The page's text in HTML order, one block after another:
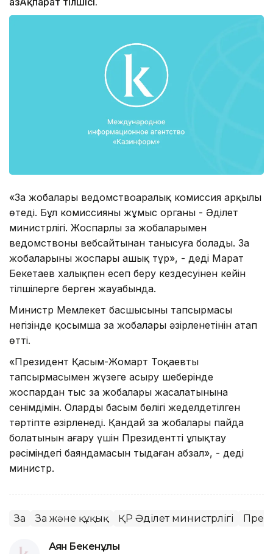
«Заң жобалары ведомствоаралық комиссия арқылы
өтеді. Бұл комиссияның жұмыс органы - Әділет
министрлігі. Жоспарлы заң жобаларымен
ведомствоның вебсайтынан танысуға болады. Заң
жобаларының жоспары ашық тұр», - деді Марат
Бекетаев халықпен есеп беру кездесуінен кейін
тілшілерге берген жауабында.
Министр Мемлекет басшысының тапсырмасы
негізінде қосымша заң жобалары әзірленетінін атап
өтті.
«Президент Қасым-Жомарт Тоқаевтың
тапсырмасымен жүзеге асыру шеңберінде
жоспардан тыс заң жобалары жасалатынына
сенімдімін. Олардың басым бөлігі жеделдетілген
тәртіпте әзірленеді. Қандай заң жобалары пайда
болатынын аңғару үшін Президенттің ұлықтау
рәсіміндегі баяндамасын тыңдаған абзал», - деді
министр.
Заң Заң және құқық ҚР Әділет министрлігі
Аян Бекенұлы